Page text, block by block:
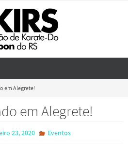
em Alegrete!
em Alegrete!
23, 2020 Eventos